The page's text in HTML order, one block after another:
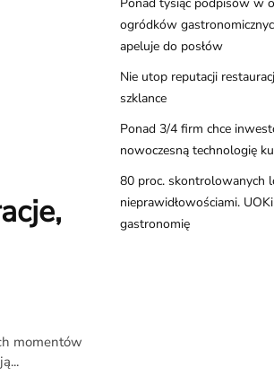
momentów
ogródków
apeluje do posłów
Nie utop reputacji
szklance
Ponad 3/4 firm chce
nowoczesną technologię
80 proc. skontrolowanych
nieprawidłowościami.
gastronomię